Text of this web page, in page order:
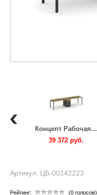
Концепт Рабочая...
39 372 руб.
Артикул: ЦБ-00142223
Рейтинг: (0 голосов)